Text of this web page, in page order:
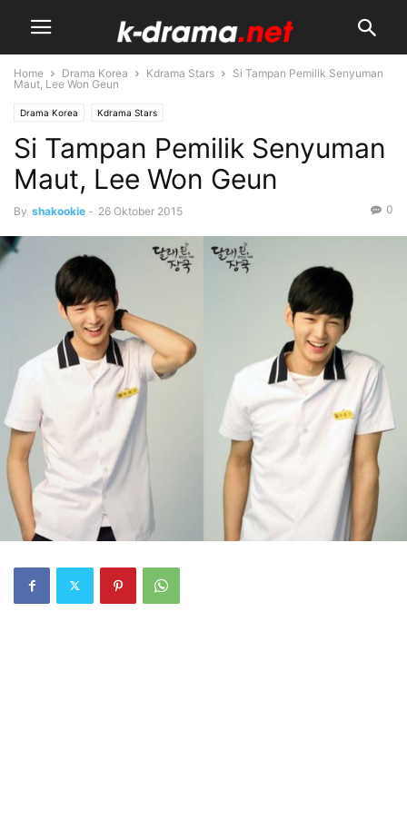
Home Drama Korea Kdrama Stars
Si Tampan Pemilik Senyuman
Maut, Lee Won Geun
Drama Korea Kdrama Stars
Si Tampan Pemilik Senyuman
Maut, Lee Won Geun
By shakookie - 26 Oktober 2015 0